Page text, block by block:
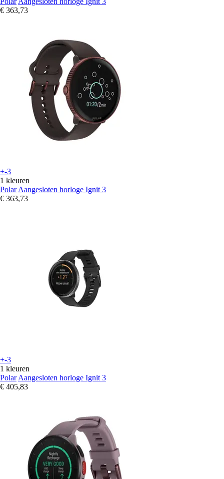
€ 363,73
+-3
1 kleuren
Polar Aangesloten horloge Ignit 3
€ 363,73
+-3
1 kleuren
Polar Aangesloten horloge Ignit 3
€ 405,83